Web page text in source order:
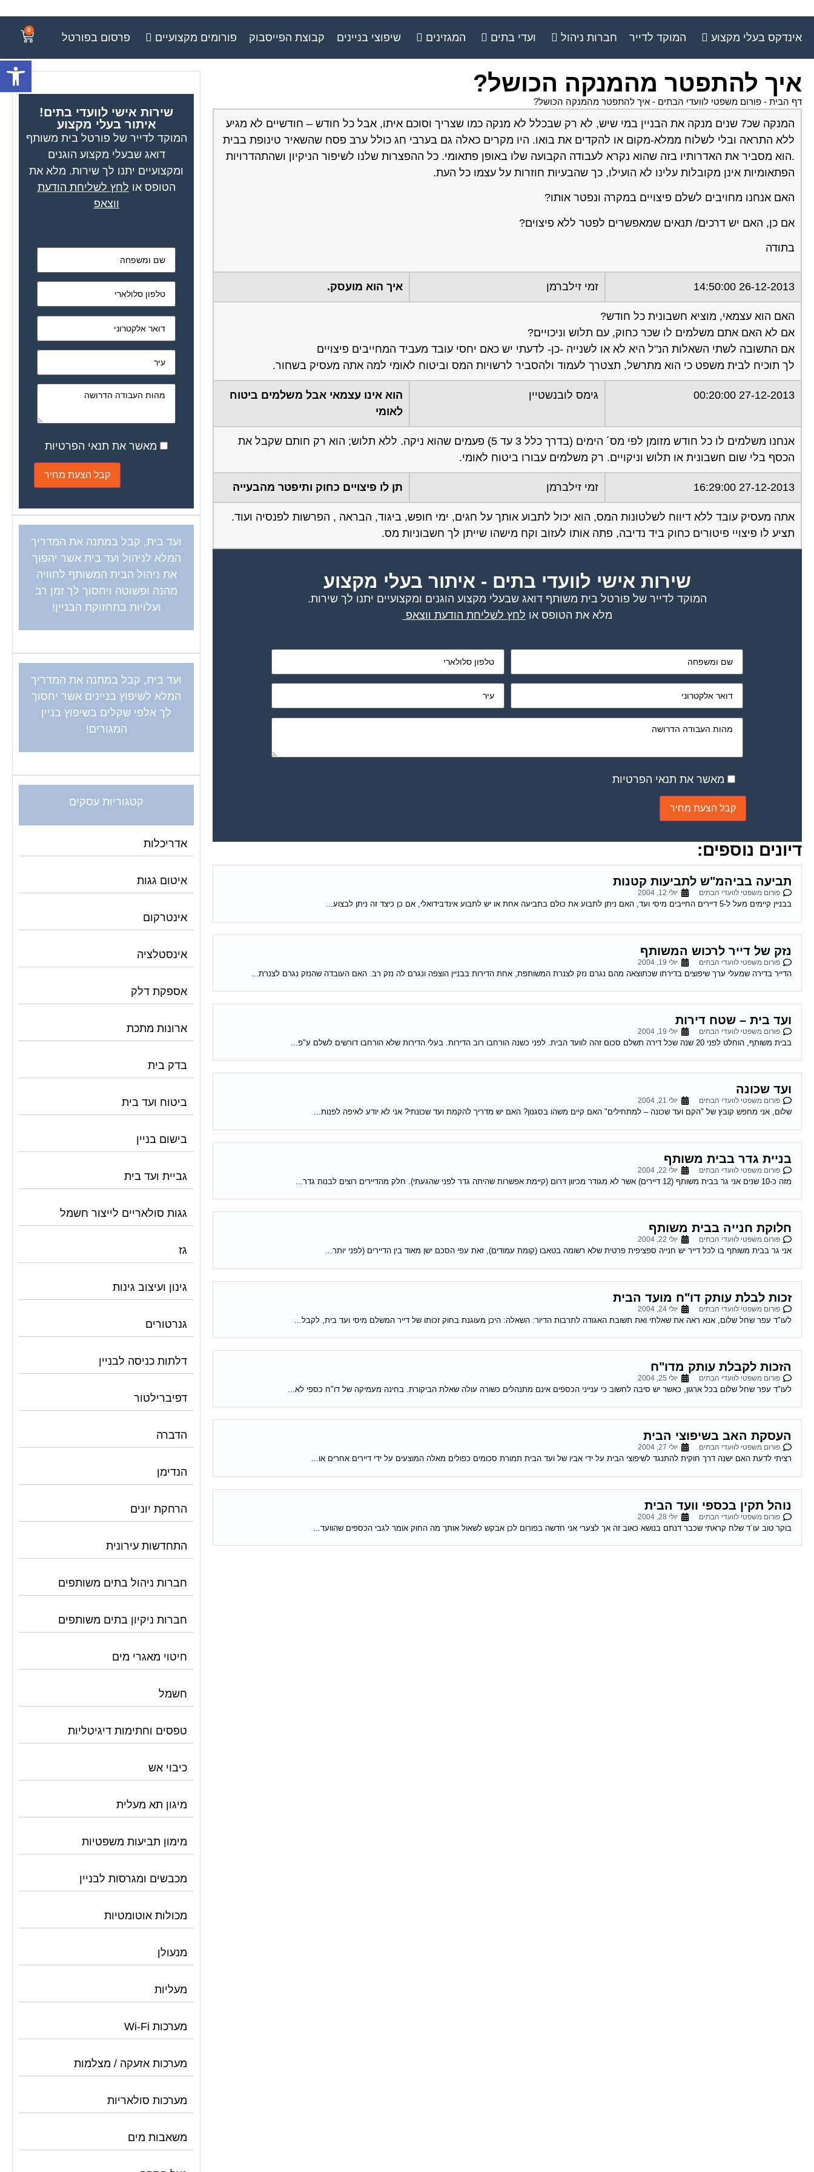
פתח
אינדקס בעלי מקצוע המוקד לדייר חברות ניהול ועדי בתים המגזינים שיפוצי בניינים קבוצת הפייסבוק פורומים מקצועיים פרסום בפורטל
0
איך להתפטר מהמנקה הכושל?
דף הבית - פורום משפטי לוועדי הבתים - איך להתפטר מהמנקה הכושל?
המנקה שכ7 שנים מנקה את הבניין במי שיש, לא רק שבכלל לא מנקה כמו שצריך וסוכם איתו, אבל כל חודש – חודשיים לא מגיע
ללא התראה ובלי לשלוח ממלא-מקום או להקדים את בואו. היו מקרים כאלה גם בערבי חג כולל ערב פסח שהשאיר טינופת בבית
.הוא מסביר את האדרותיו בזה שהוא נקרא לעבודה הקבועה שלו באופן פתאומי. כל ההפצרות שלנו לשיפור הניקיון ושהתהדרויות
הפתאומיות אינן מקובלות עלינו לא הועילו, כך שהבעיות חוזרות על עצמו כל העת.
האם אנחנו מחויבים לשלם פיצויים במקרה ונפטר אותו?
אם כן, האם יש דרכים/ תנאים שמאפשרים לפטר ללא פיצוים?
בתודה
26-12-2013 14:50:00 זמי זילברמן איך הוא מועסק.
האם הוא עצמאי, מוציא חשבונית כל חודש?
אם לא האם אתם משלמים לו שכר כחוק, עם תלוש וניכויים?
אם התשובה לשתי השאלות הנ"ל היא לא או לשנייה -כן- לדעתי יש כאם יחסי עובד מעביד המחייבים פיצויים
לך תוכיח לבית משפט כי הוא מתרשל, תצטרך לעמוד ולהסביר לרשויות המס וביטוח לאומי למה אתה מעסיק בשחור.
27-12-2013 00:20:00 גימס לובנשטיין
הוא אינו עצמאי אבל משלמים ביטוח
לאומי
אנחנו משלמים לו כל חודש מזומן לפי מס´ הימים (בדרך כלל 3 עד 5) פעמים שהוא ניקה. ללא תלוש; הוא רק חותם שקבל את
הכסף בלי שום חשבונית או תלוש וניקויים. רק משלמים עבורו ביטוח לאומי.
27-12-2013 16:29:00 זמי זילברמן תן לו פיצויים כחוק ותיפטר מהבעייה
אתה מעסיק עובד ללא דיווח לשלטונות המס, הוא יכול לתבוע אותך על חגים, ימי חופש, ביגוד, הבראה , הפרשות לפנסיה ועוד.
תציע לו פיצויי פיטורים כחוק ביד נדיבה, פתה אותו לעזוב וקח מישהו שייתן לך חשבוניות מס.
שירות אישי לוועדי בתים - איתור בעלי מקצוע
המוקד לדייר של פורטל בית משותף דואג שבעלי מקצוע הוגנים ומקצועיים יתנו לך שירות.
מלא את הטופס או לחץ לשליחת הודעת ווצאפ
מאשר את תנאי הפרטיות
דיונים נוספים:
תביעה בביהמ"ש לתביעות קטנות
פורום משפטי לוועדי הבתים יולי 12, 2004
בבניין קיימים מעל ל-5 דיירים החייבים מיסי ועד, האם ניתן לתבוע את כולם בתביעה אחת או יש לתבוע אינדבידואלי, אם כן כיצד זה ניתן לבצוע...
נזק של דייר לרכוש המשותף
פורום משפטי לוועדי הבתים יולי 19, 2004
הדייר בדירה שמעלי ערך שיפוצים בדירתו שכתוצאה מהם נגרם נזק לצנרת המשותפת, אחת הדירות בבניין הוצפה ונגרם לה נזק רב. האם העובדה שהנזק נגרם לצנרת...
ועד בית – שטח דירות
פורום משפטי לוועדי הבתים יולי 19, 2004
בבית משותף, הוחלט לפני 20 שנה שכל דירה תשלם סכום זהה לוועד הבית. לפני כשנה הורחבו רוב הדירות. בעלי הדירות שלא הורחבו דורשים לשלם ע"פ...
ועד שכונה
פורום משפטי לוועדי הבתים יולי 21, 2004
שלום, אני מחפש קובץ של "הקם ועד שכונה – למתחילים" האם קיים משהו בסגנון? האם יש מדריך להקמת ועד שכונתי? אני לא יודע לאיפה לפנות...
בניית גדר בבית משותף
פורום משפטי לוועדי הבתים יולי 22, 2004
מזה כ-10 שנים אני גר בבית משותף (12 דיירים) אשר לא מגודר מכיוון דרום (קיימת אפשרות שהיתה גדר לפני שהגעתי). חלק מהדיירים רוצים לבנות גדר...
חלוקת חנייה בבית משותף
פורום משפטי לוועדי הבתים יולי 22, 2004
אני גר בבית משותף בו לכל דייר יש חנייה ספציפית פרטית שלא רשומה בטאבו (קומת עמודים), זאת עפי הסכם ישן מאוד בין הדיירים (לפני יותר...
זכות לבלת עותק דו"ח מועד הבית
פורום משפטי לוועדי הבתים יולי 24, 2004
לעו"ד עפר שחל שלום, אנא ראה את שאלתי ואת תשובת האגודה לתרבות הדיור: השאלה: היכן מעוגנת בחוק זכותו של דייר המשלם מיסי ועד בית, לקבל...
הזכות לקבלת עותק מדו"ח
פורום משפטי לוועדי הבתים יולי 25, 2004
לעו"ד עפר שחל שלום בכל ארגון, כאשר יש סיבה לחשוב כי ענייני הכספים אינם מתנהלים כשורה עולה שאלת הביקורת. בחינה מעמיקה של דו"ח כספי לא...
העסקת האב בשיפוצי הבית
פורום משפטי לוועדי הבתים יולי 27, 2004
רציתי לדעת האם ישנה דרך חוקית להתנגד לשיפוצי הבית על ידי אביו של ועד הבית תמורת סכומים כפולים מאלה המוצעים על ידי דיירים אחרים או...
נוהל תקין בכספי וועד הבית
פורום משפטי לוועדי הבתים יולי 28, 2004
בוקר טוב עו´ד שלח קראתי שכבר דנתם בנושא כאוב זה אך לצערי אני חדשה בפורום לכן אבקש לשאול אותך מה החוק אומר לגבי הכספים שהוועד...
שירות אישי לוועדי בתים!
איתור בעלי מקצוע
המוקד לדייר של פורטל בית משותף
דואג שבעלי מקצוע הוגנים
ומקצועיים יתנו לך שירות. מלא את
הטופס או לחץ לשליחת הודעת
ווצאפ
מאשר את תנאי הפרטיות
ועד בית, קבל במתנה את המדריך
המלא לניהול ועד בית אשר יהפוך
את ניהול הבית המשותף לחוויה
מהנה ופשוטה ויחסוך לך זמן רב
ועלויות בתחזוקת הבניין!
ועד בית, קבל במתנה את המדריך
המלא לשיפוץ בניינים אשר יחסוך
לך אלפי שקלים בשיפוץ בניין
המגורים!
קטגוריות עסקים
אדריכלות
איטום גגות
אינטרקום
אינסטלציה
אספקת דלק
ארונות מתכת
בדק בית
ביטוח ועד בית
בישום בניין
גביית ועד בית
גגות סולאריים לייצור חשמל
גז
גינון ועיצוב גינות
גנרטורים
דלתות כניסה לבניין
דפיברילטור
הדברה
הנדימן
הרחקת יונים
התחדשות עירונית
חברות ניהול בתים משותפים
חברות ניקיון בתים משותפים
חיטוי מאגרי מים
חשמל
טפסים וחתימות דיגיטליות
כיבוי אש
מיגון תא מעלית
מימון תביעות משפטיות
מכבשים ומגרסות לבניין
מכולות אוטומטיות
מנעולן
מעליות
מערכות Wi-Fi
מערכות אזעקה / מצלמות
מערכות סולאריות
משאבות מים